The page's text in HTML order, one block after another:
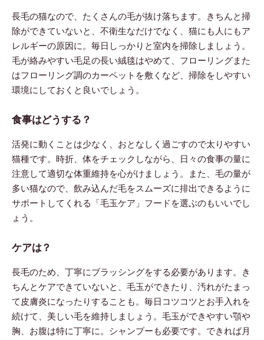
長毛の猫なので、たくさんの毛が抜け落ちます。きちんと掃
除ができていないと、不衛生なだけでなく、猫にも人にもア
レルギーの原因に。毎日しっかりと室内を掃除しましょう。
毛が絡みやすい毛足の長い絨毯はやめて、フローリングまた
はフローリング調のカーペットを敷くなど、掃除をしやすい
環境にしておくと良いでしょう。
食事はどうする？
活発に動くことは少なく、おとなしく過ごすので太りやすい
猫種です。時折、体をチェックしながら、日々の食事の量に
注意して適切な体重維持を心がけましょう。また、毛の量が
多い猫なので、飲み込んだ毛をスムーズに排出できるように
サポートしてくれる「毛玉ケア」フードを選ぶのもいいでし
ょう。
ケアは？
長毛のため、丁寧にブラッシングをする必要があります。き
ちんとケアできていないと、毛玉ができたり、汚れがたまっ
て皮膚炎になったりすることも。毎日コツコツとお手入れを
続けて、美しい毛を維持しましょう。毛玉ができやすい顎や
胸、お腹は特に丁寧に。シャンプーも必要です。できれば月